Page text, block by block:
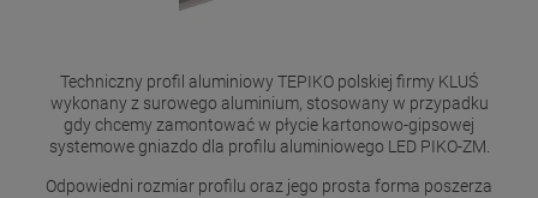
Techniczny profil aluminiowy TEPIKO polskiej firmy KLUŚ
wykonany z surowego aluminium, stosowany w przypadku
gdy chcemy zamontować w płycie kartonowo-gipsowej
systemowe gniazdo dla profilu aluminiowego LED PIKO-ZM.
Odpowiedni rozmiar profilu oraz jego prosta forma poszerza